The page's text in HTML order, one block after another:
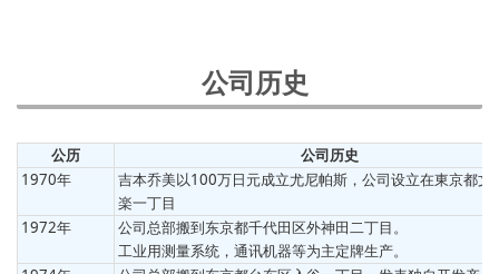
公司历史
公历
公司历史
1970年
吉本乔美以100万日元成立尤尼帕斯，公司设立在東京都文
楽一丁目
1972年
公司总部搬到东京都千代田区外神田二丁目。
工业用测量系统，通讯机器等为主定牌生产。